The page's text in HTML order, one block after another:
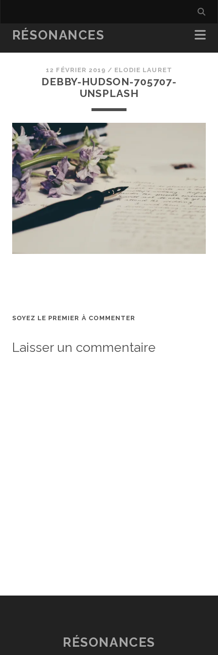
RÉSONANCES
12 FÉVRIER 2019 / ELODIE LAURET
DEBBY-HUDSON-705707-
UNSPLASH
SOYEZ LE PREMIER À COMMENTER
Laisser un commentaire
RÉSONANCES